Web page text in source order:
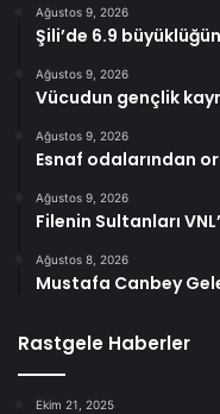
Ağustos 9, 2026
Şili’de 6.9
Ağustos 9, 2026
Vücudun gençlik
Ağustos 9, 2026
Esnaf odalarından
Ağustos 9, 2026
Filenin Sultanları
Ağustos 8, 2026
Mustafa Canbey
Rastgele Haberler
Ekim 21, 2025